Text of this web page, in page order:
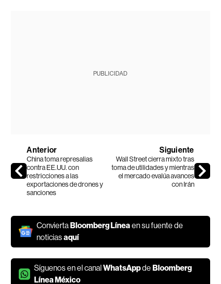
PUBLICIDAD
Anterior
China toma represalias
contra EE.UU. con
restricciones a las
exportaciones de drones y
sanciones
Siguiente
Wall Street cierra mixto tras
toma de utilidades y mientras
el mercado evalúa avances
con Irán
ConviertaBloomberg Línea en su fuente de
noticiasaquí
Síguenos en el canalWhatsAppdeBloomberg
Línea México